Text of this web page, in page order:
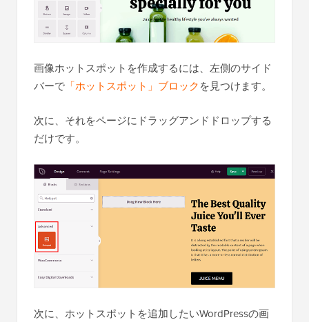
画像ホットスポットを作成するには、左側のサイド
バーで 「ホットスポット」ブロックを見つけます。
次に、それをページにドラッグアンドドロップする
だけです。
次に、ホットスポットを追加したいWordPressの画